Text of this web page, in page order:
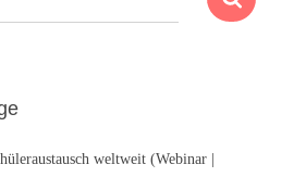
weltweit (Webinar |